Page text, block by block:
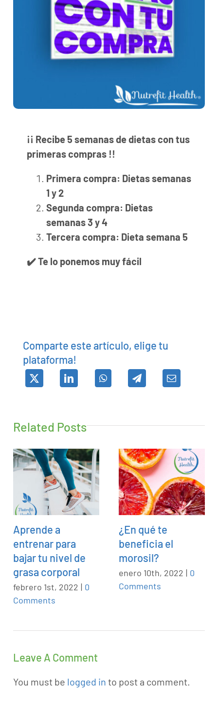
¡¡ Recibe 5 semanas de dietas con tus
primeras compras !!
Primera compra: Dietas semanas
1 y 2
Segunda compra: Dietas
semanas 3 y 4
Tercera compra: Dieta semana 5
✔️ Te lo ponemos muy fácil
Comparte este artículo, elige tu
plataforma!
Related Posts
Aprende a
entrenar para
bajar tu nivel de
grasa corporal
febrero 1st, 2022 | 0
Comments
¿En qué te
beneficia el
morosil?
enero 10th, 2022 | 0
Comments
Leave A Comment
You must be logged in to post a comment.